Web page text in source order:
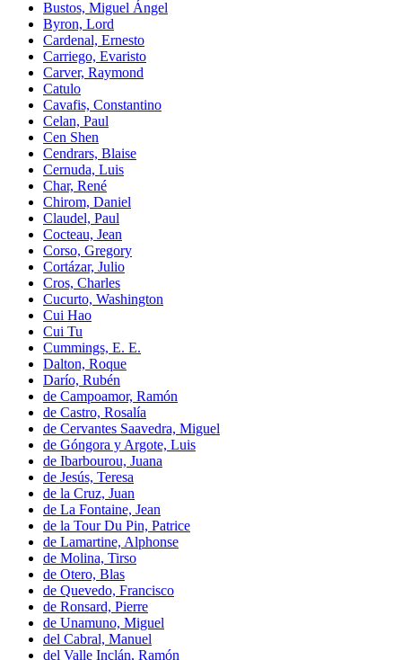
Bustos, Miguel Ángel
Byron, Lord
Cardenal, Ernesto
Carriego, Evaristo
Carver, Raymond
Catulo
Cavafis, Constantino
Celan, Paul
Cen Shen
Cendrars, Blaise
Cernuda, Luis
Char, René
Chirom, Daniel
Claudel, Paul
Cocteau, Jean
Corso, Gregory
Cortázar, Julio
Cros, Charles
Cucurto, Washington
Cui Hao
Cui Tu
Cummings, E. E.
Dalton, Roque
Darío, Rubén
de Campoamor, Ramón
de Castro, Rosalía
de Cervantes Saavedra, Miguel
de Góngora y Argote, Luis
de Ibarbourou, Juana
de Jesús, Teresa
de la Cruz, Juan
de La Fontaine, Jean
de la Tour Du Pin, Patrice
de Lamartine, Alphonse
de Molina, Tirso
de Otero, Blas
de Quevedo, Francisco
de Ronsard, Pierre
de Unamuno, Miguel
del Cabral, Manuel
del Valle Inclán, Ramón